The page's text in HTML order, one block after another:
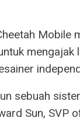
Mobile
sebuah
Sun, SVP